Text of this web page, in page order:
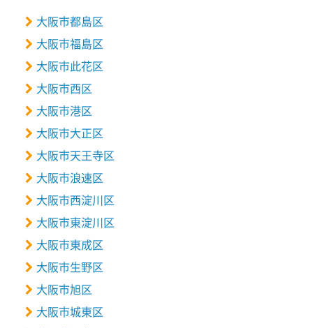
大阪市都島区
大阪市福島区
大阪市此花区
大阪市西区
大阪市港区
大阪市大正区
大阪市天王寺区
大阪市浪速区
大阪市西淀川区
大阪市東淀川区
大阪市東成区
大阪市生野区
大阪市旭区
大阪市城東区